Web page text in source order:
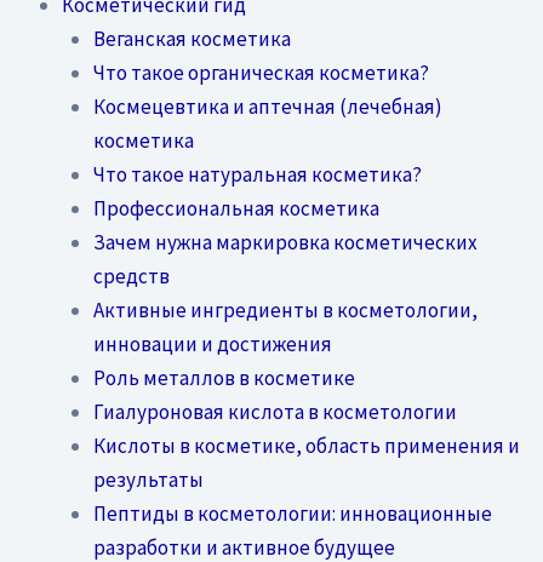
Веганская косметика
Что такое органическая косметика?
Космецевтика и аптечная (лечебная)
косметика
Что такое натуральная косметика?
Профессиональная косметика
Зачем нужна маркировка косметических
средств
Активные ингредиенты в косметологии,
инновации и достижения
Роль металлов в косметике
Гиалуроновая кислота в косметологии
Кислоты в косметике, область применения и
результаты
Пептиды в косметологии: инновационные
разработки и активное будущее